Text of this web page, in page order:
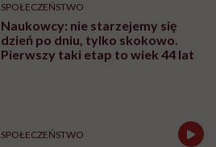
SPOŁECZEŃSTWO
Naukowcy: nie starzejemy się
dzień po dniu, tylko skokowo.
Pierwszy taki etap to wiek 44 lat
SPOŁECZEŃSTWO